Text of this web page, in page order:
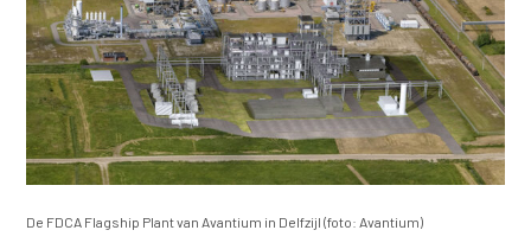
De FDCA Flagship Plant van Avantium in Delfzijl (foto: Avantium)